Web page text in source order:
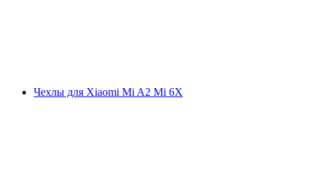
Чехлы для Xiaomi Mi A2 Mi 6X